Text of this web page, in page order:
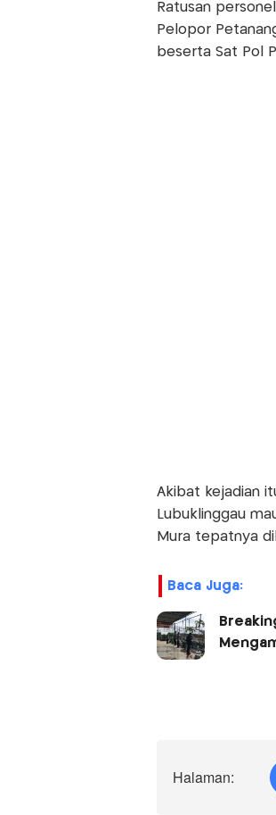
Ratusan
Pelopor
beserta Sat Pol
Akibat kejadian
Lubuklinggau
Mura tepatnya
Baca Juga:
Halaman: